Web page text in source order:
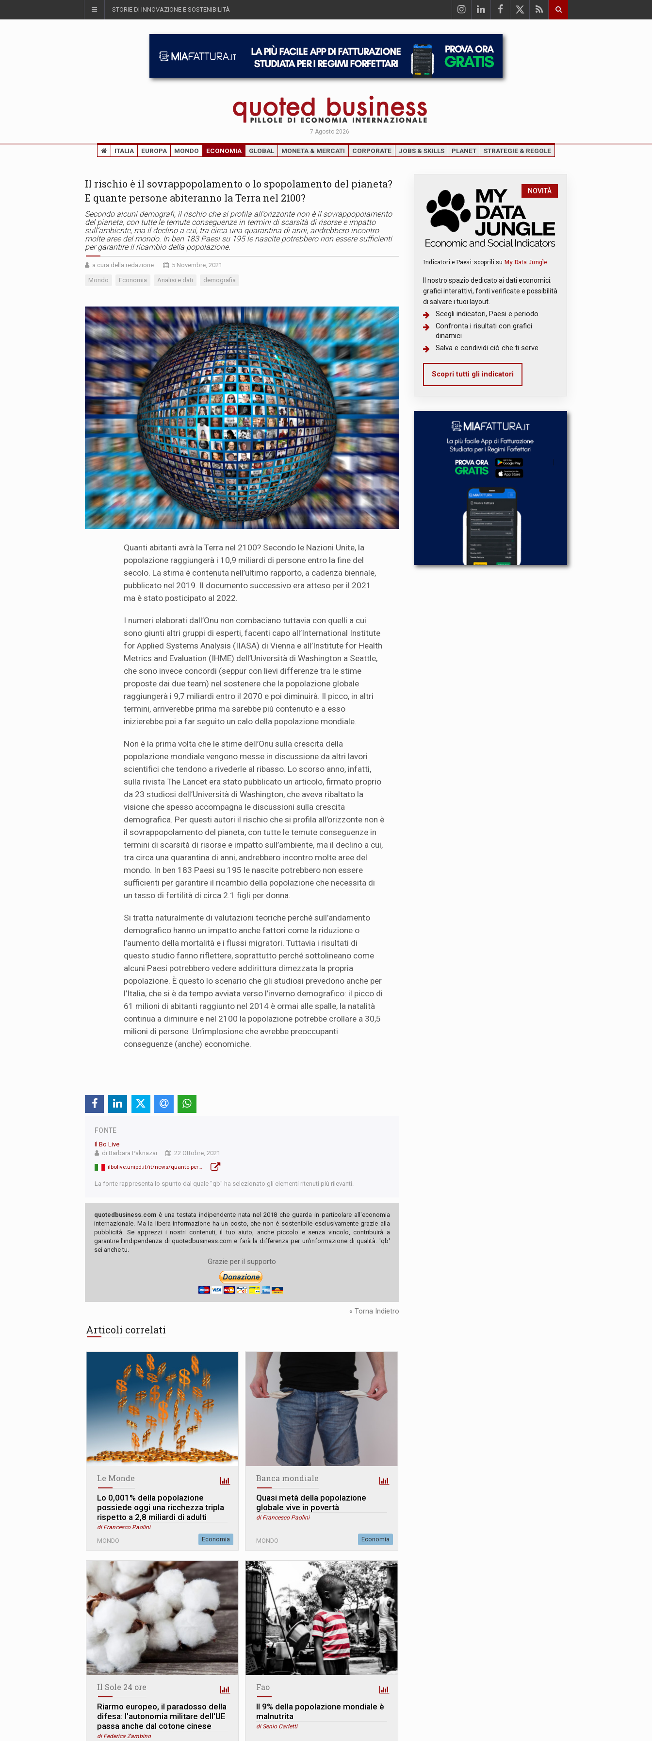
STORIE DI INNOVAZIONE E SOSTENIBILITÀ
7 Agosto 2026
ITALIA EUROPA MONDO ECONOMIA GLOBAL MONETA & MERCATI CORPORATE JOBS & SKILLS PLANET STRATEGIE & REGOLE
Il rischio è il sovrappopolamento o lo spopolamento del pianeta?
E quante persone abiteranno la Terra nel 2100?
Secondo alcuni demografi, il rischio che si profila all’orizzonte non è il sovrappopolamento
del pianeta, con tutte le temute conseguenze in termini di scarsità di risorse e impatto
sull’ambiente, ma il declino a cui, tra circa una quarantina di anni, andrebbero incontro
molte aree del mondo. In ben 183 Paesi su 195 le nascite potrebbero non essere sufficienti
per garantire il ricambio della popolazione.
a cura della redazione 5 Novembre, 2021
Mondo Economia Analisi e dati demografia
Quanti abitanti avrà la Terra nel 2100? Secondo le Nazioni Unite, la
popolazione raggiungerà i 10,9 miliardi di persone entro la fine del
secolo. La stima è contenuta nell’ultimo rapporto, a cadenza biennale,
pubblicato nel 2019. Il documento successivo era atteso per il 2021
ma è stato posticipato al 2022.
I numeri elaborati dall’Onu non combaciano tuttavia con quelli a cui
sono giunti altri gruppi di esperti, facenti capo all’International Institute
for Applied Systems Analysis (IIASA) di Vienna e all’Institute for Health
Metrics and Evaluation (IHME) dell’Università di Washington a Seattle,
che sono invece concordi (seppur con lievi differenze tra le stime
proposte dai due team) nel sostenere che la popolazione globale
raggiungerà i 9,7 miliardi entro il 2070 e poi diminuirà. Il picco, in altri
termini, arriverebbe prima ma sarebbe più contenuto e a esso
inizierebbe poi a far seguito un calo della popolazione mondiale.
Non è la prima volta che le stime dell’Onu sulla crescita della
popolazione mondiale vengono messe in discussione da altri lavori
scientifici che tendono a rivederle al ribasso. Lo scorso anno, infatti,
sulla rivista The Lancet era stato pubblicato un articolo, firmato proprio
da 23 studiosi dell’Università di Washington, che aveva ribaltato la
visione che spesso accompagna le discussioni sulla crescita
demografica. Per questi autori il rischio che si profila all’orizzonte non è
il sovrappopolamento del pianeta, con tutte le temute conseguenze in
termini di scarsità di risorse e impatto sull’ambiente, ma il declino a cui,
tra circa una quarantina di anni, andrebbero incontro molte aree del
mondo. In ben 183 Paesi su 195 le nascite potrebbero non essere
sufficienti per garantire il ricambio della popolazione che necessita di
un tasso di fertilità di circa 2.1 figli per donna.
Si tratta naturalmente di valutazioni teoriche perché sull’andamento
demografico hanno un impatto anche fattori come la riduzione o
l’aumento della mortalità e i flussi migratori. Tuttavia i risultati di
questo studio fanno riflettere, soprattutto perché sottolineano come
alcuni Paesi potrebbero vedere addirittura dimezzata la propria
popolazione. È questo lo scenario che gli studiosi prevedono anche per
l’Italia, che si è da tempo avviata verso l’inverno demografico: il picco di
61 milioni di abitanti raggiunto nel 2014 è ormai alle spalle, la natalità
continua a diminuire e nel 2100 la popolazione potrebbe crollare a 30,5
milioni di persone. Un’implosione che avrebbe preoccupanti
conseguenze (anche) economiche.
FONTE
Il Bo Live
di Barbara Paknazar
22 Ottobre, 2021
ilbolive.unipd.it/it/news/quante-persone-abiteranno-terra-2100-difficolta
La fonte rappresenta lo spunto dal quale "qb" ha selezionato gli elementi ritenuti più rilevanti.
quotedbusiness.com è una testata indipendente nata nel 2018 che guarda in particolare all'economia
internazionale. Ma la libera informazione ha un costo, che non è sostenibile esclusivamente grazie alla
pubblicità. Se apprezzi i nostri contenuti, il tuo aiuto, anche piccolo e senza vincolo, contribuirà a
garantire l'indipendenza di quotedbusiness.com e farà la differenza per un'informazione di qualità. 'qb'
sei anche tu.
Grazie per il supporto
« Torna Indietro
Articoli correlati
Le Monde
Lo 0,001% della popolazione
possiede oggi una ricchezza tripla
rispetto a 2,8 miliardi di adulti
di Francesco Paolini
MONDO Economia
Banca mondiale
Quasi metà della popolazione
globale vive in povertà
di Francesco Paolini
MONDO Economia
Il Sole 24 ore
Riarmo europeo, il paradosso della
difesa: l'autonomia militare dell'UE
passa anche dal cotone cinese
di Federica Zambino
Fao
Il 9% della popolazione mondiale è
malnutrita
di Senio Carletti
NOVITÀ
Indicatori e Paesi: scoprili su My Data Jungle
Il nostro spazio dedicato ai dati economici:
grafici interattivi, fonti verificate e possibilità
di salvare i tuoi layout.
Scegli indicatori, Paesi e periodo
Confronta i risultati con grafici
dinamici
Salva e condividi ciò che ti serve
Scopri tutti gli indicatori